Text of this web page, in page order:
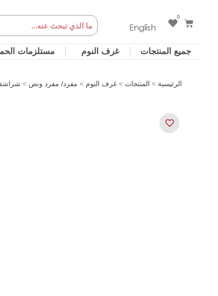
Search English
0
Cart
جميع المنتجات غرف النوم مستلزمات
الرئيسية > المنتجات > غرف النوم > مفرد/ مفرد ونص >